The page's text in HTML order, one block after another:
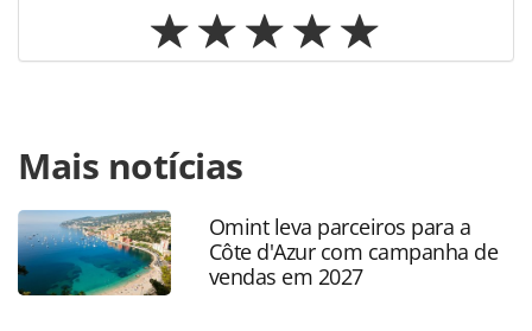
https://www.panrotas.com.br/mercado/economia-e-
politica/2024/05/perse-aprovacao-sem-vetos-e-prova-de-
trabalho-do-governo-diz-sabino_205802.html ou as
ferramentas oferecidas na página. Todo o conteúdo
produzido pela PANROTAS Editora é protegido pela
legislação brasileira sobre direito autoral. Não reproduza o
Mais notícias
Omint leva parceiros para a
Côte d'Azur com campanha de
vendas em 2027